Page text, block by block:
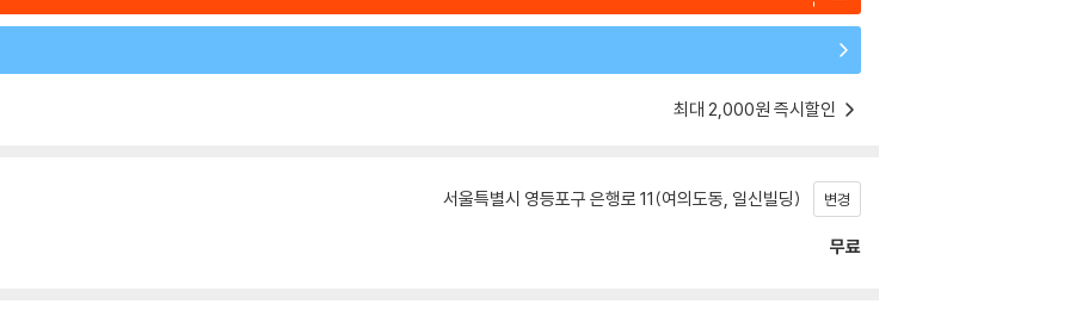
최대 2,000원 즉시할인
서울특별시 영등포구 은행로 11(여의도동, 일신빌딩) 변경
무료